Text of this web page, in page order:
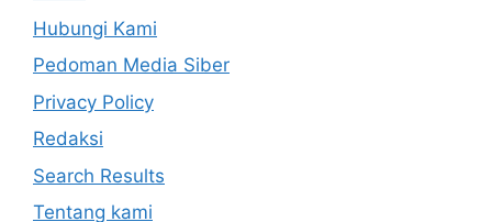
Hubungi Kami
Pedoman Media Siber
Privacy Policy
Redaksi
Search Results
Tentang kami